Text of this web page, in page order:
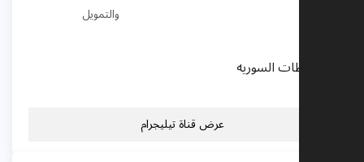
والتمويل
المحافظات السوريه
عرض قناة تيليجرام